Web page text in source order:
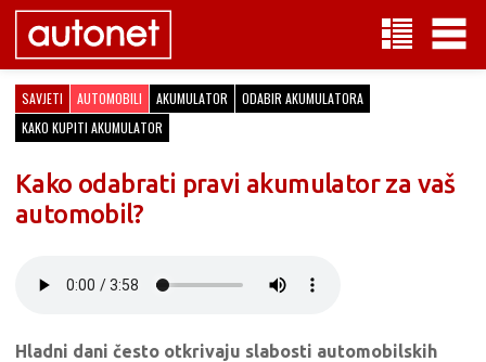
SAVJETI AUTOMOBILI AKUMULATOR
ODABIR AKUMULATORA
KAKO KUPITI AKUMULATOR
Kako odabrati pravi akumulator za vaš
automobil?
Hladni dani često otkrivaju slabosti automobilskih